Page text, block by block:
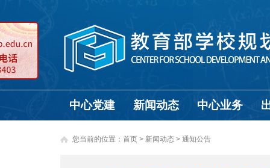
中心党建 新闻动态 中心业务
您当前的位置： 首页 > 新闻动态 > 通知公告